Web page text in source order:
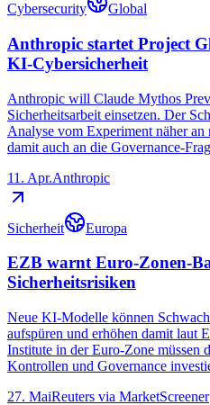
Cybersecurity Global
Anthropic startet Project
KI-Cybersicherheit
Anthropic will Claude Mythos
Sicherheitsarbeit einsetzen. Der
Analyse vom Experiment näher an
damit auch an die Governance-
11. Apr.Anthropic
Sicherheit Europa
EZB warnt Euro-Zonen-
Sicherheitsrisiken
Neue KI-Modelle können
aufspüren und erhöhen damit laut
Institute in der Euro-Zone müssen
Kontrollen und Governance
27. MaiReuters via MarketScreener